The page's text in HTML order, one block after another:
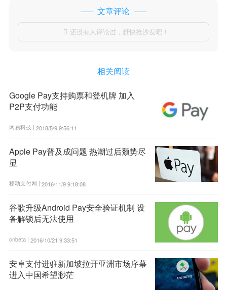
文章评论
 还没有人评论过，赶快抢沙发吧！
相关阅读
Google Pay支持购票和登机牌 加入
P2P支付功能
网易科技 | 2018/5/9 9:56:11
Apple Pay普及成问题 热潮过后颓势尽
显
移动支付网 | 2016/11/9 9:18:08
谷歌升级Android Pay安全验证机制 设
备解锁后无法使用
cnbeta | 2016/10/21 9:33:51
安卓支付进驻新加坡拉开亚洲市场序幕
进入中国希望渺茫